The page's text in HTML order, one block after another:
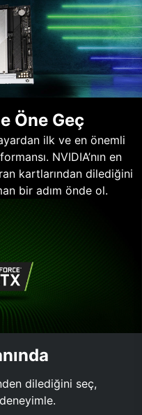
Öne Geç
ilk ve en önemli
NVIDIA’nın en
kartlarından dilediğini
bir adım önde ol.
dilediğini seç,